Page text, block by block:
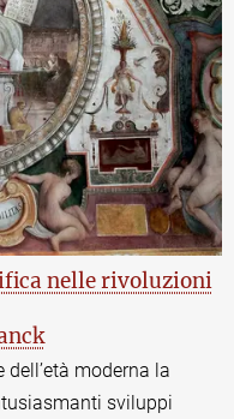
nelle rivoluzioni
moderna la
sviluppi